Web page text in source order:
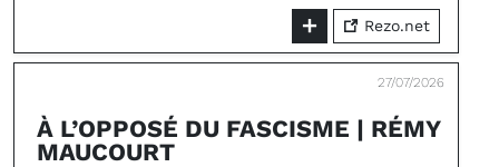
Rezo.net
27/07/2026
À L’OPPOSÉ DU FASCISME | RÉMY
MAUCOURT